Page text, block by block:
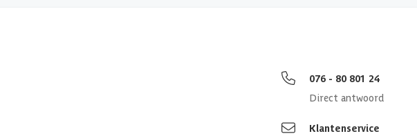
076 - 80 801 24
Direct antwoord
Klantenservice